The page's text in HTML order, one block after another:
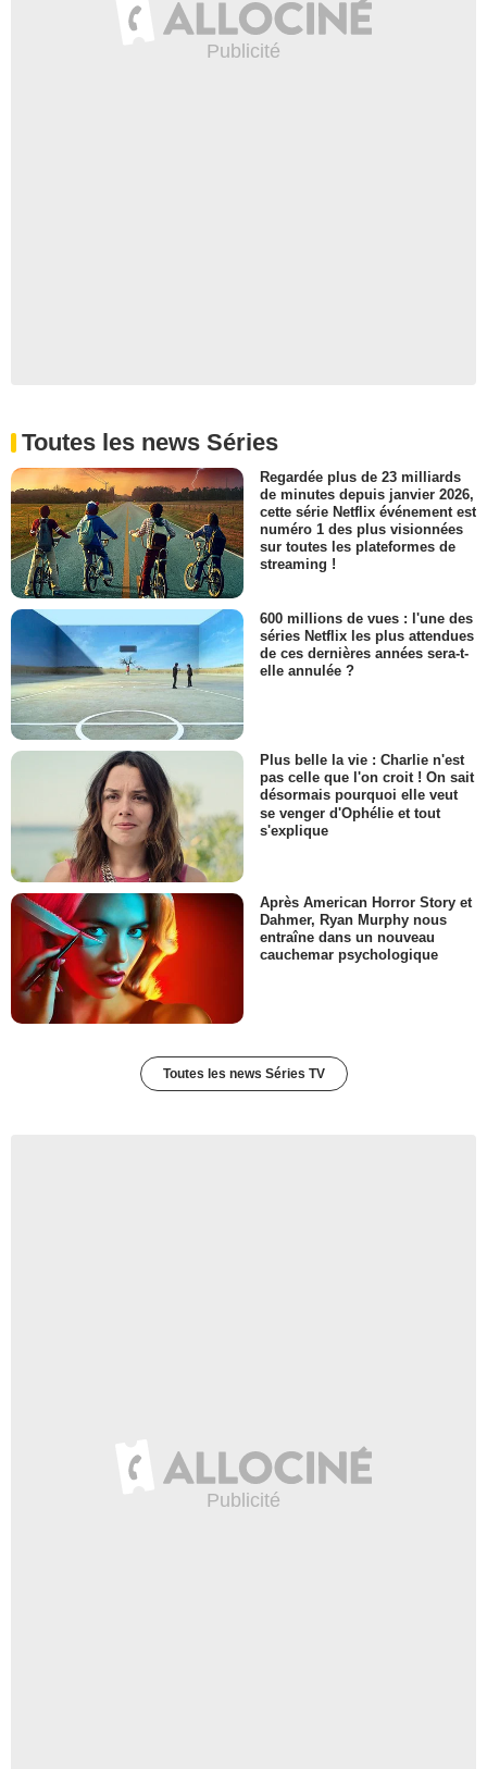
Toutes les news Séries
Regardée plus de 23 milliards
de minutes depuis janvier 2026,
cette série Netflix événement est
numéro 1 des plus visionnées
sur toutes les plateformes de
streaming !
600 millions de vues : l'une des
séries Netflix les plus attendues
de ces dernières années sera-t-
elle annulée ?
Plus belle la vie : Charlie n'est
pas celle que l'on croit ! On sait
désormais pourquoi elle veut
se venger d'Ophélie et tout
s'explique
Après American Horror Story et
Dahmer, Ryan Murphy nous
entraîne dans un nouveau
cauchemar psychologique
Toutes les news Séries TV